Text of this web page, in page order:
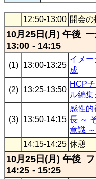
12:50-13:00 開会
10月25日(月) 午後 一
13:00 - 14:15
(1) 13:00-13:25
イメ
成
(2) 13:25-13:50
HCP
ル編集
(3) 13:50-14:15
感性的
長 ～
意識 ～
14:15-14:25 休憩
10月25日(月) 午後 フ
14:25 - 15:25